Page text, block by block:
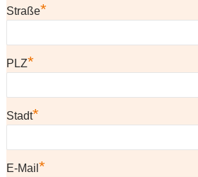
Straße*
PLZ*
Stadt*
E-Mail *